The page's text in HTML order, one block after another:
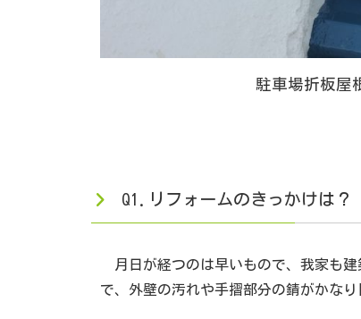
駐車場折板
Q1.リフォームのきっかけは？
月日が経つのは早いもので、我家も建
で、外壁の汚れや手摺部分の錆がかな